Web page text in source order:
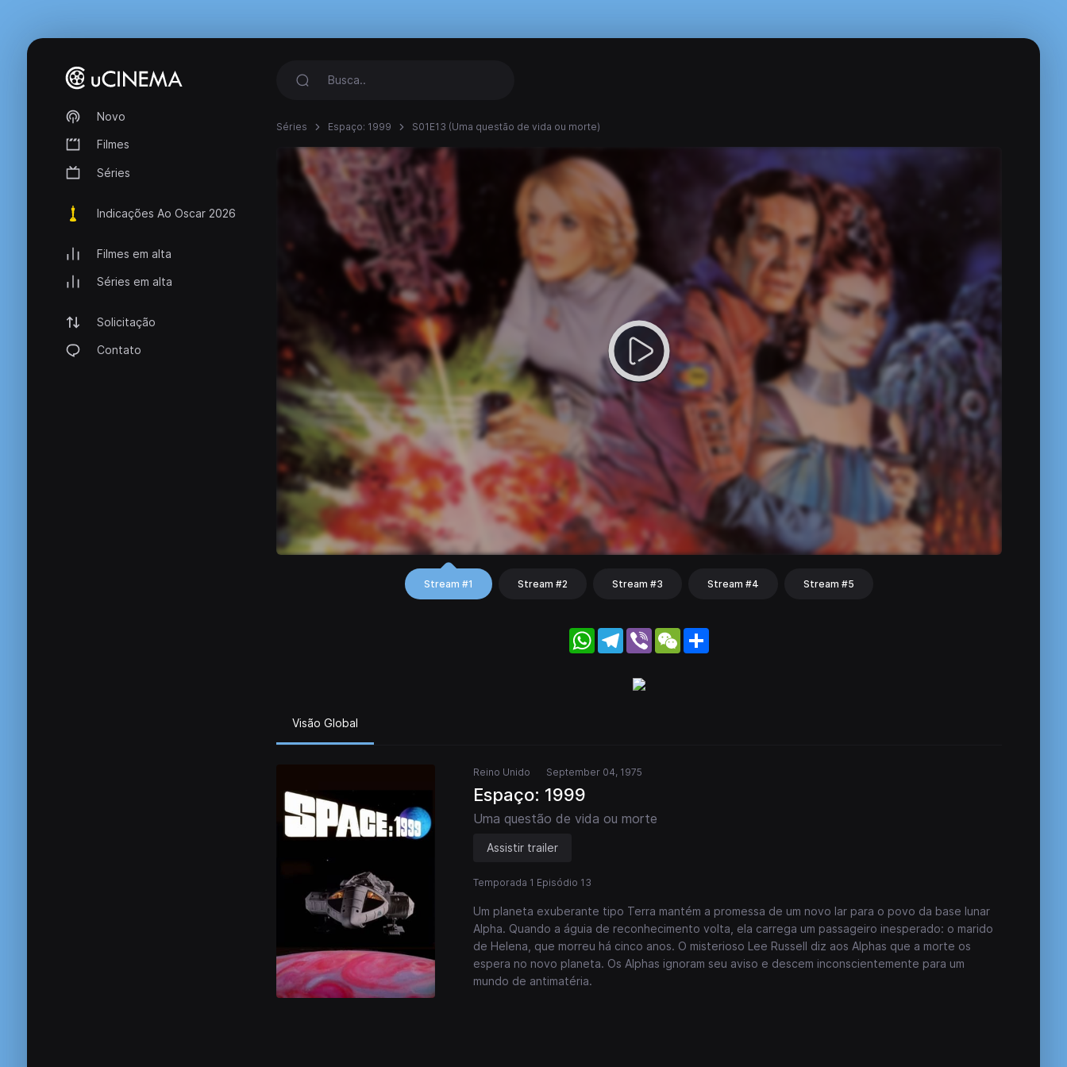
Novo
Filmes
Séries
Indicações Ao Oscar 2026
Filmes em alta
Séries em alta
Solicitação
Contato
Séries Espaço: 1999 S01E13 (Uma questão de vida ou morte)
Stream #1 Stream #2 Stream #3 Stream #4 Stream #5
WhatsApp
Telegram
Viber WeChat
Visão Global
Reino Unido September 04, 1975
Espaço: 1999
Uma questão de vida ou morte
Assistir trailer
Temporada 1 Episódio 13
Um planeta exuberante tipo Terra mantém a promessa de um novo lar para o povo da base lunar
Alpha. Quando a águia de reconhecimento volta, ela carrega um passageiro inesperado: o marido
de Helena, que morreu há cinco anos. O misterioso Lee Russell diz aos Alphas que a morte os
espera no novo planeta. Os Alphas ignoram seu aviso e descem inconscientemente para um
mundo de antimatéria.